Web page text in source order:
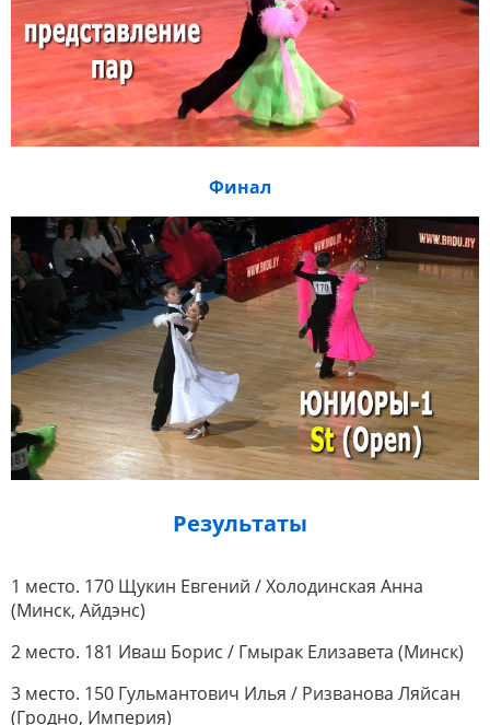
Финал
Результаты
1 место. 170 Щукин Евгений / Холодинская Анна
(Минск, Айдэнс)
2 место. 181 Иваш Борис / Гмырак Елизавета (Минск)
3 место. 150 Гульмантович Илья / Ризванова Ляйсан
(Гродно, Империя)